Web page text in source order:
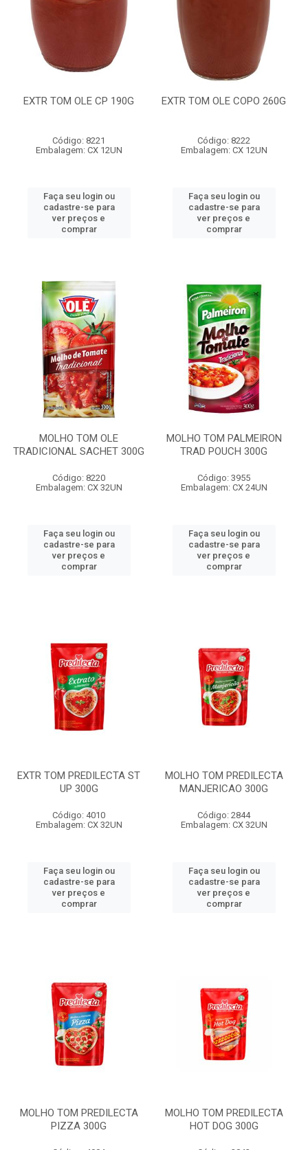
EXTR TOM OLE CP 190G
Código: 8221
Embalagem: CX 12UN
Faça seu login ou
cadastre-se para
ver preços e
comprar
EXTR TOM OLE COPO 260G
Código: 8222
Embalagem: CX 12UN
Faça seu login ou
cadastre-se para
ver preços e
comprar
MOLHO TOM OLE
TRADICIONAL SACHET 300G
Código: 8220
Embalagem: CX 32UN
Faça seu login ou
cadastre-se para
ver preços e
comprar
MOLHO TOM PALMEIRON
TRAD POUCH 300G
Código: 3955
Embalagem: CX 24UN
Faça seu login ou
cadastre-se para
ver preços e
comprar
EXTR TOM PREDILECTA ST
UP 300G
Código: 4010
Embalagem: CX 32UN
Faça seu login ou
cadastre-se para
ver preços e
comprar
MOLHO TOM PREDILECTA
MANJERICAO 300G
Código: 2844
Embalagem: CX 32UN
Faça seu login ou
cadastre-se para
ver preços e
comprar
MOLHO TOM PREDILECTA
PIZZA 300G
MOLHO TOM PREDILECTA
HOT DOG 300G